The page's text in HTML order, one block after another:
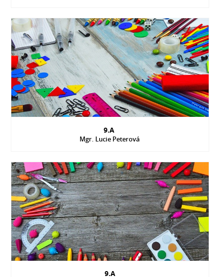
9.A
Mgr. Lucie Peterová
9.A